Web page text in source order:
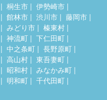
桐生市
伊勢崎市
館林市 渋川市
藤岡市
みどり市
榛東村
神流町
下仁田町
中之条町
長野原町
高山村
東吾妻町
昭和村
みなかみ町
明和町
千代田町